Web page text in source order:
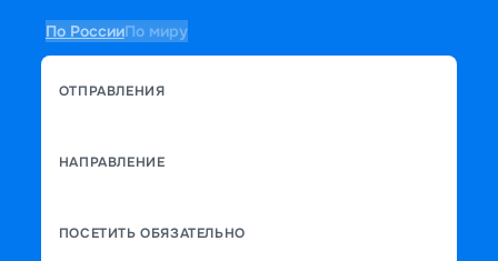
По РоссииПо миру
ОТПРАВЛЕНИЯ
НАПРАВЛЕНИЕ
ПОСЕТИТЬ ОБЯЗАТЕЛЬНО